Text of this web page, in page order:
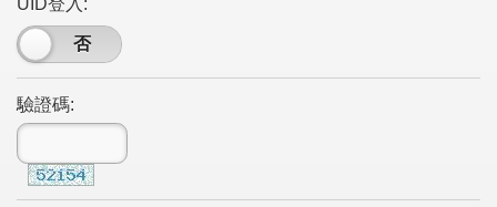
否
驗證碼: